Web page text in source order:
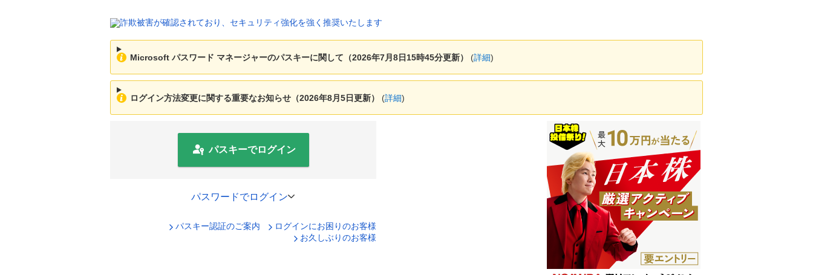
Microsoft パスワード マネージャーのパスキーに関して（2026年7月8日15時45分更新） (詳細)
ログイン方法変更に関する重要なお知らせ（2026年8月5日更新） (詳細)
パスキーでログイン
パスワードでログイン
口座番号でログイン
パスキー認証のご案内
ログインにお困りのお客様
お久しぶりのお客様